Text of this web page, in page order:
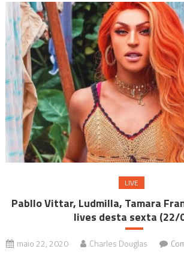
as
lives
deste
domingo
(28/06)
LIVE
Pabllo Vittar, Ludmilla, Tamara
lives desta sexta (22/
maio 22, 2020 Charles Douglas